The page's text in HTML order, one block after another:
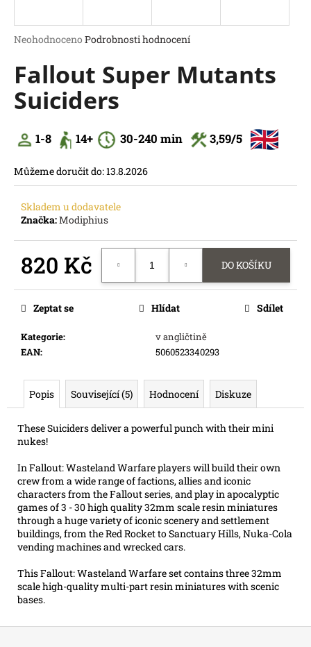
Průměrné
produktu
je
0,0
z
hvězdiček.
Neohodnoceno Podrobnosti hodnocení
Fallout Super Mutants
Suiciders
1-8 14+ 30-240 min 3,59/5
Můžeme doručit do:13.8.2026
Skladem u dodavatele
Značka:Modiphius
820 Kč DO KOŠÍKU
Kategorie:
v angličtině
EAN: 5060523340293
Zeptat se Hlídat Sdílet
Popis Související (5) Hodnocení Diskuze
These Suiciders deliver a powerful punch with their mini
nukes!
In Fallout: Wasteland Warfare players will build their own
crew from a wide range of factions, allies and iconic
characters from the Fallout series, and play in apocalyptic
games of 3 - 30 high quality 32mm scale resin miniatures
through a huge variety of iconic scenery and settlement
buildings, from the Red Rocket to Sanctuary Hills, Nuka-Cola
vending machines and wrecked cars.
This Fallout: Wasteland Warfare set contains three 32mm
scale high-quality multi-part resin miniatures with scenic
bases.
j
t
?
D
o
p
o
r
u
u
m
e
FLIP
7
215
Kč
Z